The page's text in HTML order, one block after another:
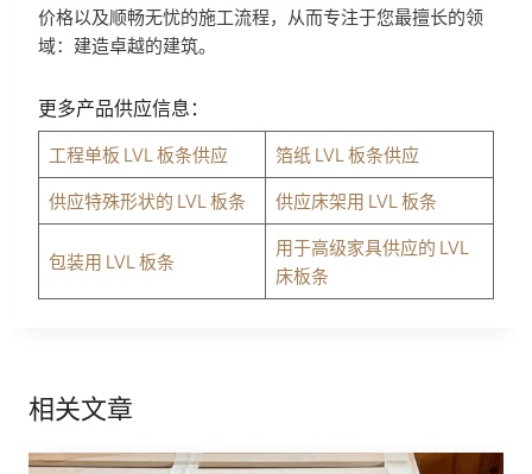
价格以及顺畅无忧的施工流程，从而专注于您最擅长的领
域：建造卓越的建筑。
更多产品供应信息：
工程单板 LVL 板条供应 箔纸 LVL 板条供应
供应特殊形状的 LVL 板条 供应床架用 LVL 板条
包装用 LVL 板条
用于高级家具供应的 LVL
床板条
相关文章